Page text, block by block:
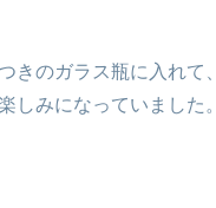
きのガラス瓶に入れて
しみになっていました。